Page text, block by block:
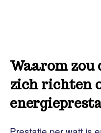
Waarom
zich richten